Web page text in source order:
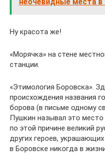
Ну красота же!
«Морячка» на стене
станции.
«Этимология Боровска».
происхождения названия
борова (в письме одному
Пушкин называл это
по этой причине великий
других героев,
в Боровске никогда в